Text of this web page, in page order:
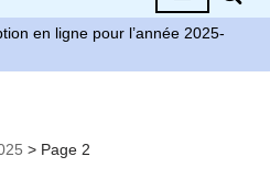
en ligne pour l’année 2025-
> Page 2